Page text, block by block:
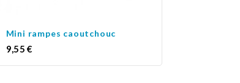
Mini rampes caoutchouc
Prix
9,55 €